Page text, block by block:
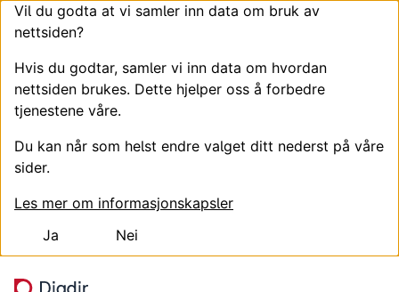
Vil du godta at vi samler inn data om bruk av
nettsiden?
Hvis du godtar, samler vi inn data om hvordan
nettsiden brukes. Dette hjelper oss å forbedre
tjenestene våre.
Du kan når som helst endre valget ditt nederst på våre
sider.
Les mer om informasjonskapsler
Ja
Nei